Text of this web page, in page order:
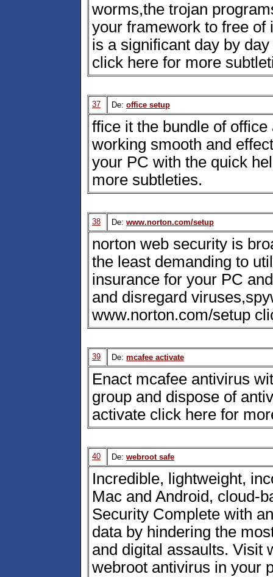
worms,the trojan
your framework to free of
is a significant day by
click here for more
37 De: office setup
ffice it the bundle of
working smooth and
your PC with the quick
more subtleties.
38 De: www.norton.com/setup
norton web security is
the least demanding to
insurance for your PC
and disregard
www.norton.com/setup
39 De: mcafee activate
Enact mcafee antivirus
group and dispose of
activate click here for
40 De: webroot safe
Incredible, lightweight,
Mac and Android, cloud-
Security Complete with
data by hindering the
and digital assaults. Visit
webroot antivirus in your